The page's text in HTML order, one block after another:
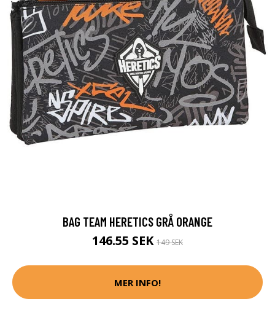
BAG TEAM HERETICS GRÅ ORANGE
146.55 SEK 149 SEK
MER INFO!